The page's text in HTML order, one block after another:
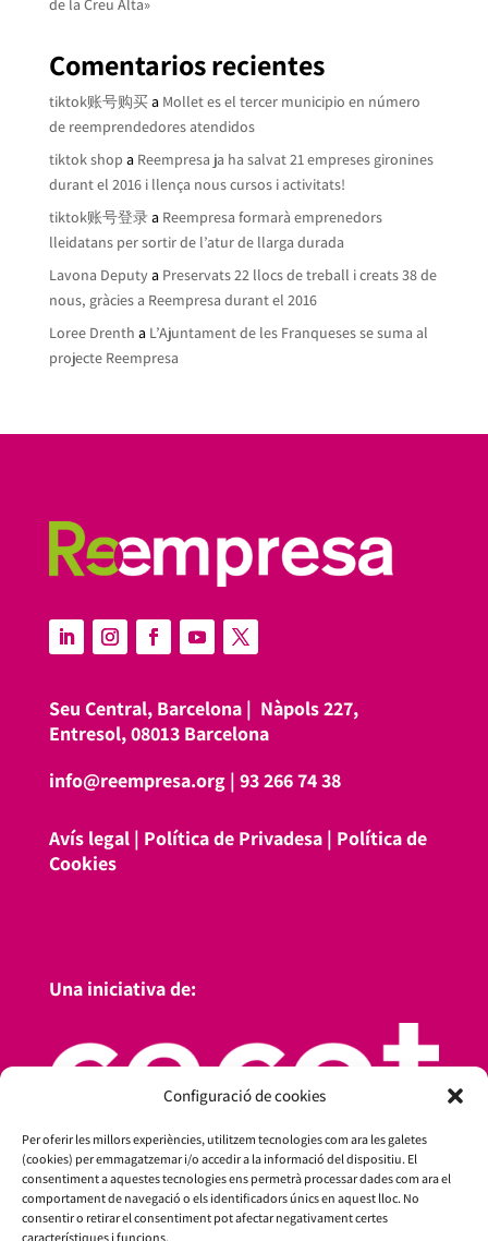
Configuració de cookies
Per oferir les millors experiències, utilitzem tecnologies com ara les galetes
(cookies) per emmagatzemar i/o accedir a la informació del dispositiu. El
consentiment a aquestes tecnologies ens permetrà processar dades com ara el
comportament de navegació o els identificadors únics en aquest lloc. No
consentir o retirar el consentiment pot afectar negativament certes
característiques i funcions.
de la Creu Alta»
Comentarios recientes
tiktok账号购买a Mollet es el tercer municipio en número
de reemprendedores atendidos
tiktok shop a Reempresa ja ha salvat 21 empreses gironines
durant el 2016 i llença nous cursos i activitats!
tiktok账号登录a Reempresa formarà emprenedors
lleidatans per sortir de l’atur de llarga durada
Lavona Deputya Preservats 22 llocs de treball i creats 38 de
nous, gràcies a Reempresa durant el 2016
Loree Drenth a L’Ajuntament de les Franqueses se suma al
projecte Reempresa
Seu Central, Barcelona | Nàpols 227,
Entresol, 08013 Barcelona
info@reempresa.org| 93 266 74 38
Avís legal| Política de Privadesa| Política de
Cookies
Una iniciativa de: